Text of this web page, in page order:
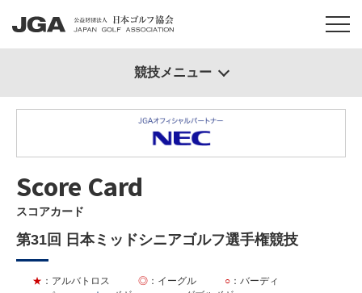
Score Card
スコアカード
第31回 日本ミッドシニアゴルフ選手権競技
★ ：アルバトロス ◎ ：イーグル ○ ：バーディ
競技メニュー